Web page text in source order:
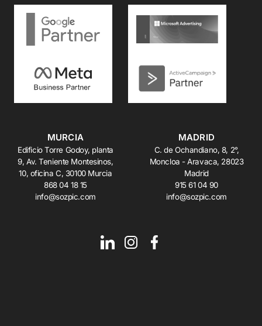
MURCIA
Edificio Torre Godoy, planta
9, Av. Teniente Montesinos,
10, oficina C, 30100 Murcia
868 04 18 15
info@sozpic.com
MADRID
C. de Ochandiano, 8, 2°,
Moncloa - Aravaca, 28023
Madrid
915 61 04 90
info@sozpic.com